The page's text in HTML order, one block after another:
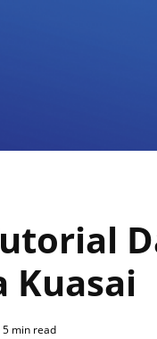
Kuasai
5 min read